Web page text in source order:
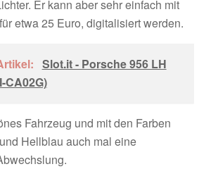
Er kann aber sehr einfach mit
etwa 25 Euro, digitalisiert werden.
Slot.it - Porsche 956 LH
CA02G)
Fahrzeug und mit den Farben
Hellblau auch mal eine